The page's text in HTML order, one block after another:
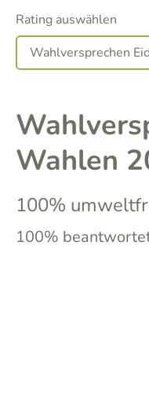
Rating auswählen
Wahlen
100%
100%